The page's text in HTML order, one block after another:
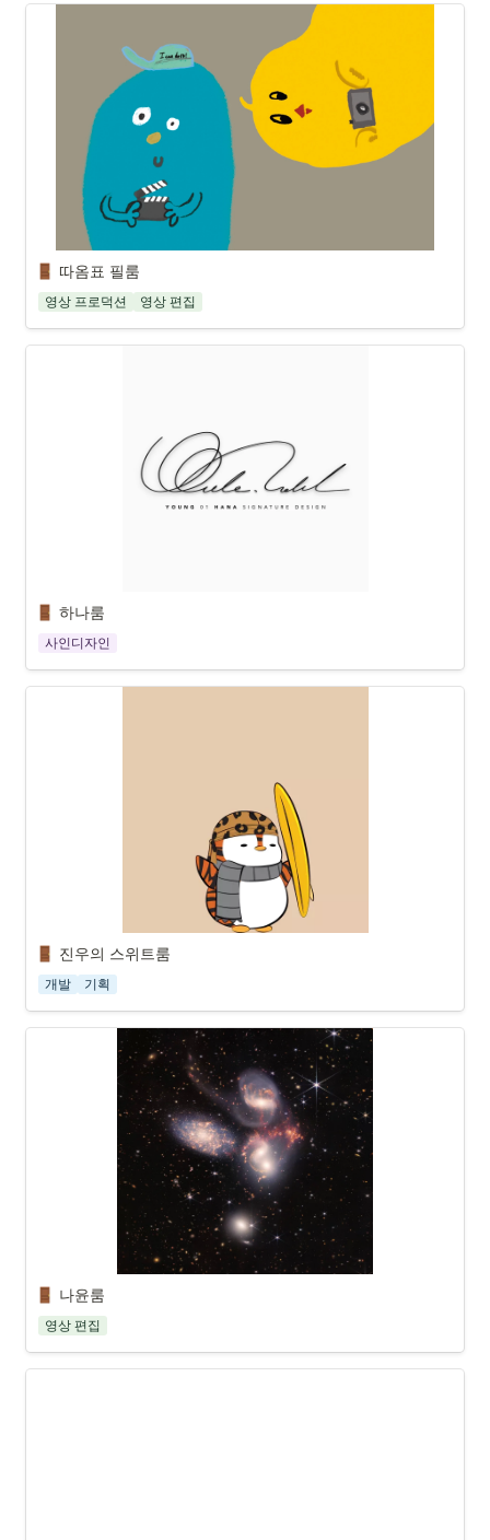
따옴표 필룸
영상 프로덕션 영상 편집
하나룸
사인디자인
진우의 스위트룸
개발 기획
나윤룸
영상 편집